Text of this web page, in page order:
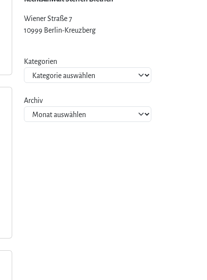
Wiener Straße 7
10999 Berlin-Kreuzberg
Kategorien
Archiv